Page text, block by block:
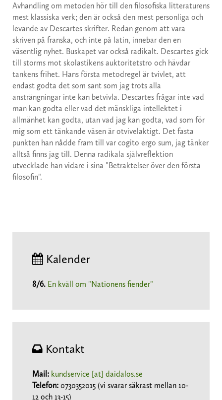
Avhandling om metoden hör till den filosofiska litteraturens
mest klassiska verk; den är också den mest personliga och
levande av Descartes skrifter. Redan genom att vara
skriven på franska, och inte på latin, innebar den en
väsentlig nyhet. Buskapet var också radikalt. Descartes gick
till storms mot skolastikens auktoritetstro och hävdar
tankens frihet. Hans första metodregel är tvivlet, att
endast godta det som sant som jag trots alla
ansträngningar inte kan betvivla. Descartes frågar inte vad
man kan godta eller vad det mänskliga intellektet i
allmänhet kan godta, utan vad jag kan godta, vad som för
mig som ett tänkande väsen är otvivelaktigt. Det fasta
punkten han nådde fram till var cogito ergo sum, jag tänker
alltså finns jag till. Denna radikala självreflektion
utvecklade han vidare i sina "Betraktelser över den första
filosofin".
Kalender
8/6. En kväll om "Nationens fiender"
Kontakt
Mail: kundservice [at] daidalos.se
Telefon: 0730352015 (vi svarar säkrast mellan 10-
12 och 13-15)